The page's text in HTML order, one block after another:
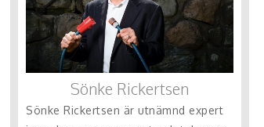
Sönke Rickertsen
Sönke Rickertsen är utnämnd expert